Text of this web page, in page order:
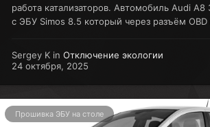
работа катализаторов. Автомобиль Audi A8
с ЭБУ Simos 8.5 который через разъём
Sergey K in Отключение экологии
24 октября, 2025
Прошивка ЭБУ на столе